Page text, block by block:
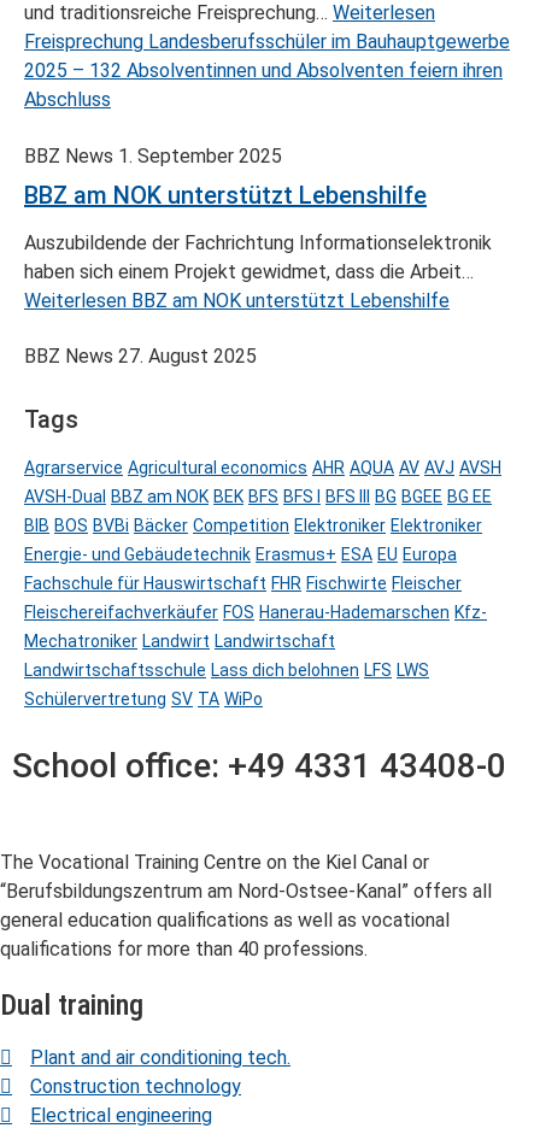
und traditionsreiche Freisprechung… Weiterlesen
Freisprechung Landesberufsschüler im Bauhauptgewerbe
2025 – 132 Absolventinnen und Absolventen feiern ihren
Abschluss
BBZ News 1. September 2025
BBZ am NOK unterstützt Lebenshilfe
Auszubildende der Fachrichtung Informationselektronik
haben sich einem Projekt gewidmet, dass die Arbeit…
Weiterlesen BBZ am NOK unterstützt Lebenshilfe
BBZ News 27. August 2025
Tags
Agrarservice Agricultural economics AHR AQUA AV AVJ AVSH
AVSH-Dual
BBZ am NOK BEK BFS BFS I BFS III BG BGEE BG EE
BIB BOS BVBi Bäcker Competition Elektroniker Elektroniker
Energie- und Gebäudetechnik Erasmus+ ESA EU Europa
Fachschule für Hauswirtschaft FHR Fischwirte Fleischer
Fleischereifachverkäufer FOS Hanerau-Hademarschen Kfz-
Mechatroniker Landwirt Landwirtschaft
Landwirtschaftsschule Lass dich belohnen LFS LWS
Schülervertretung SV TA WiPo
School office: +49 4331 43408-0
The Vocational Training Centre on the Kiel Canal or
“Berufsbildungszentrum am Nord-Ostsee-Kanal” offers all
general education qualifications as well as vocational
qualifications for more than 40 professions.
Dual training
Plant and air conditioning tech.
Construction technology
Electrical engineering